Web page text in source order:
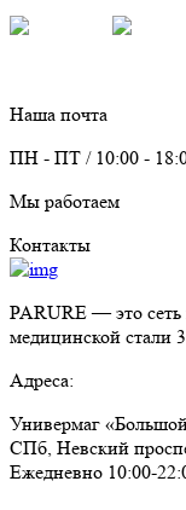
Наша почта
ПН - ПТ / 10:00 -
Мы работаем
Контакты
PARURE— это сеть
медицинской стали
Адреса:
Универмаг
СПб, Невский
Ежедневно 10:00-